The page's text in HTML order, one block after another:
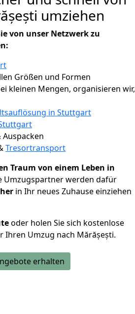
umziehen
von unser Netzwerk zu
Größen und Formen
kleinen Mengen, organisieren wir,
in Stuttgart
Auspacken
Tresortransport
Traum von einem Leben in
Umzugspartner werden dafür
in Ihr neues Zuhause einziehen
oder holen Sie sich kostenlose
Umzug nach Mărășești.
erhalten